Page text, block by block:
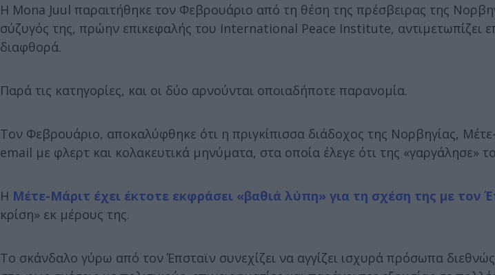
Η Mona Juul παραιτήθηκε τον Φεβρουάριο από τη θέση της πρέσβειρας της
σύζυγός της, πρώην επικεφαλής του International Peace Institute, αντιμετωπίζει
διαφθορά.
Παρά τις κατηγορίες, και οι δύο αρνούνται οποιαδήποτε παρανομία.
Τον Φεβρουάριο, αποκαλύφθηκε ότι η πριγκίπισσα διάδοχος της Νορβηγίας,
email με φλερτ και κολακευτικά μηνύματα, στα οποία έλεγε ότι της «γαργάλησε»
Η Μέτε-Μάριτ έχει έκτοτε εκφράσει «βαθιά λύπη» για τη σχέση της με τον
κρίση» εκ μέρους της.
Το σκάνδαλο γύρω από τον Έπσταϊν συνεχίζει να αγγίζει ισχυρά πρόσωπα